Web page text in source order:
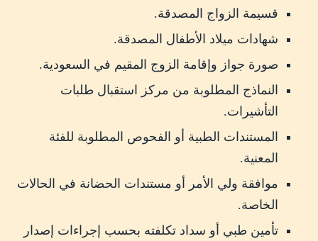
قسيمة الزواج المصدقة.
شهادات ميلاد الأطفال المصدقة.
صورة جواز وإقامة الزوج المقيم في السعودية.
النماذج المطلوبة من مركز استقبال طلبات
التأشيرات.
المستندات الطبية أو الفحوص المطلوبة للفئة
المعنية.
موافقة ولي الأمر أو مستندات الحضانة في الحالات
الخاصة.
تأمين طبي أو سداد تكلفته بحسب إجراءات إصدار